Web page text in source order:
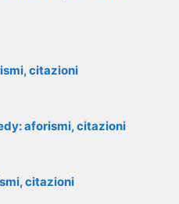
citazioni
aforismi, citazioni
citazioni